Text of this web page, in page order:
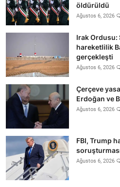
öldürüldü
Ağustos 6, 2026
Irak Ordusu:
hareketlilik
gerçekleşti
Ağustos 6, 2026
Çerçeve
Erdoğan ve
Ağustos 6, 2026
FBI, Trump
Ağustos 6, 2026